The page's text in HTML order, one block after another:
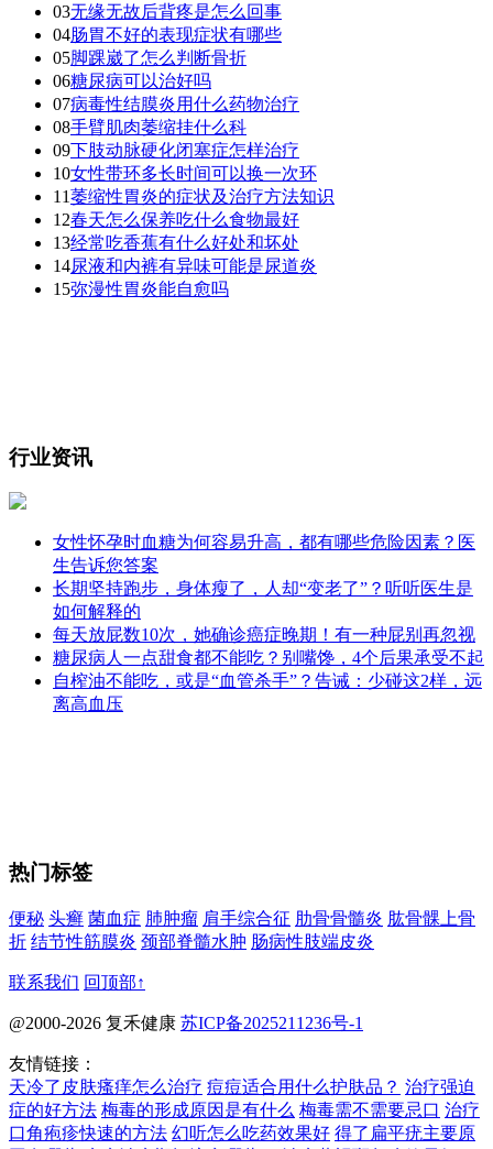
03无缘无故后背疼是怎么回事
04肠胃不好的表现症状有哪些
05脚踝崴了怎么判断骨折
06糖尿病可以治好吗
07病毒性结膜炎用什么药物治疗
08手臂肌肉萎缩挂什么科
09下肢动脉硬化闭塞症怎样治疗
10女性带环多长时间可以换一次环
11萎缩性胃炎的症状及治疗方法知识
12春天怎么保养吃什么食物最好
13经常吃香蕉有什么好处和坏处
14尿液和内裤有异味可能是尿道炎
15弥漫性胃炎能自愈吗
行业资讯
女性怀孕时血糖为何容易升高，都有哪些危险因素？医
生告诉您答案
长期坚持跑步，身体瘦了，人却“变老了”？听听医生是
如何解释的
每天放屁数10次，她确诊癌症晚期！有一种屁别再忽视
糖尿病人一点甜食都不能吃？别嘴馋，4个后果承受不起
自榨油不能吃，或是“血管杀手”？告诫：少碰这2样，远
离高血压
热门标签
便秘 头癣 菌血症 肺肿瘤 肩手综合征 肋骨骨髓炎 肱骨髁上骨
折 结节性筋膜炎 颈部脊髓水肿 肠病性肢端皮炎
联系我们 回顶部↑
@2000-2026 复禾健康 苏ICP备2025211236号-1
友情链接：
天冷了皮肤瘙痒怎么治疗 痘痘适合用什么护肤品？ 治疗强迫
症的好方法 梅毒的形成原因是有什么 梅毒需不需要忌口 治疗
口角疱疹快速的方法 幻听怎么吃药效果好 得了扁平疣主要原